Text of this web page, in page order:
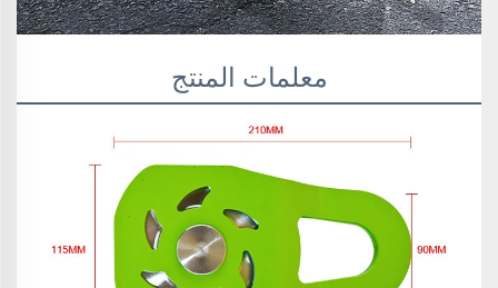
معلمات المنتج